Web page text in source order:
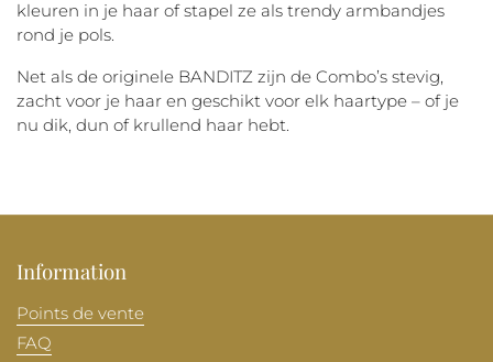
kleuren in je haar of stapel ze als trendy armbandjes
rond je pols.
Net als de originele BANDITZ zijn de Combo’s stevig,
zacht voor je haar en geschikt voor elk haartype – of je
nu dik, dun of krullend haar hebt.
Information
Points de vente
FAQ